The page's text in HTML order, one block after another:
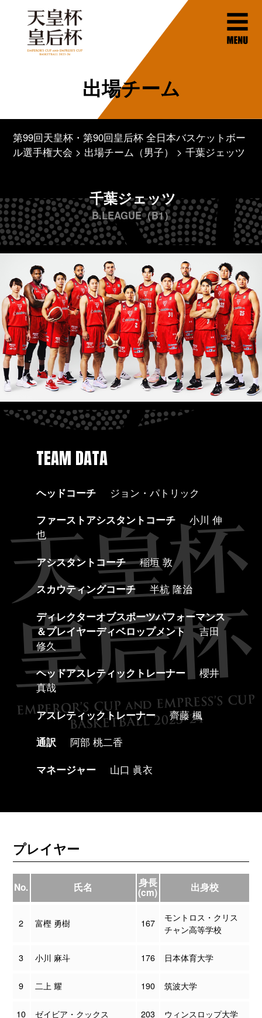
出場チーム
第99回天皇杯・第90回皇后杯 全日本バスケットボー
ル選手権大会
出場チーム（男子） 千葉ジェッツ
千葉ジェッツ
B.LEAGUE（B1）
TEAM DATA
ヘッドコーチ
ジョン・パトリック
ファーストアシスタントコーチ
小川 伸
也
アシスタントコーチ
稲垣 敦
スカウティングコーチ
半杭 隆治
ディレクターオブスポーツパフォーマンス
＆プレイヤーディベロップメント
吉田
修久
ヘッドアスレティックトレーナー
櫻井
真哉
アスレティックトレーナー
齊藤 楓
通訳
阿部 桃二香
マネージャー
山口 眞衣
プレイヤー
No. 氏名 身長
(cm) 出身校
2 富樫 勇樹 167
モントロス・クリス
チャン高等学校
3 小川 麻斗 176 日本体育大学
9 二上 耀 190 筑波大学
10 ゼイビア・クックス 203 ウィンスロップ大学